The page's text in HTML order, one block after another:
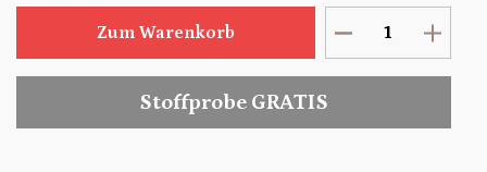
Zum Warenkorb
Stoffprobe GRATIS